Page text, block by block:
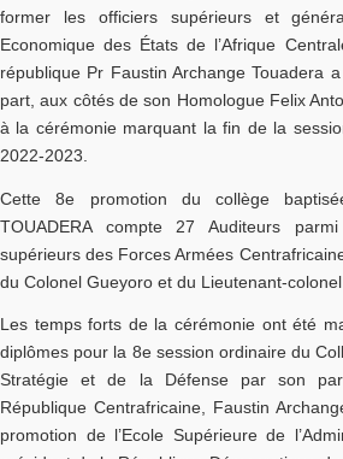
former les officiers supérieurs et
Economique des États de l’Afrique
république Pr Faustin Archange Touadera
part, aux côtés de son Homologue Felix
à la cérémonie marquant la fin de la
2022-2023.
Cette 8e promotion du collège
TOUADERA compte 27 Auditeurs
supérieurs des Forces Armées
du Colonel Gueyoro et du Lieutenant-colonel
Les temps forts de la cérémonie ont été
diplômes pour la 8e session ordinaire du
Stratégie et de la Défense par son
République Centrafricaine, Faustin
promotion de l’Ecole Supérieure de